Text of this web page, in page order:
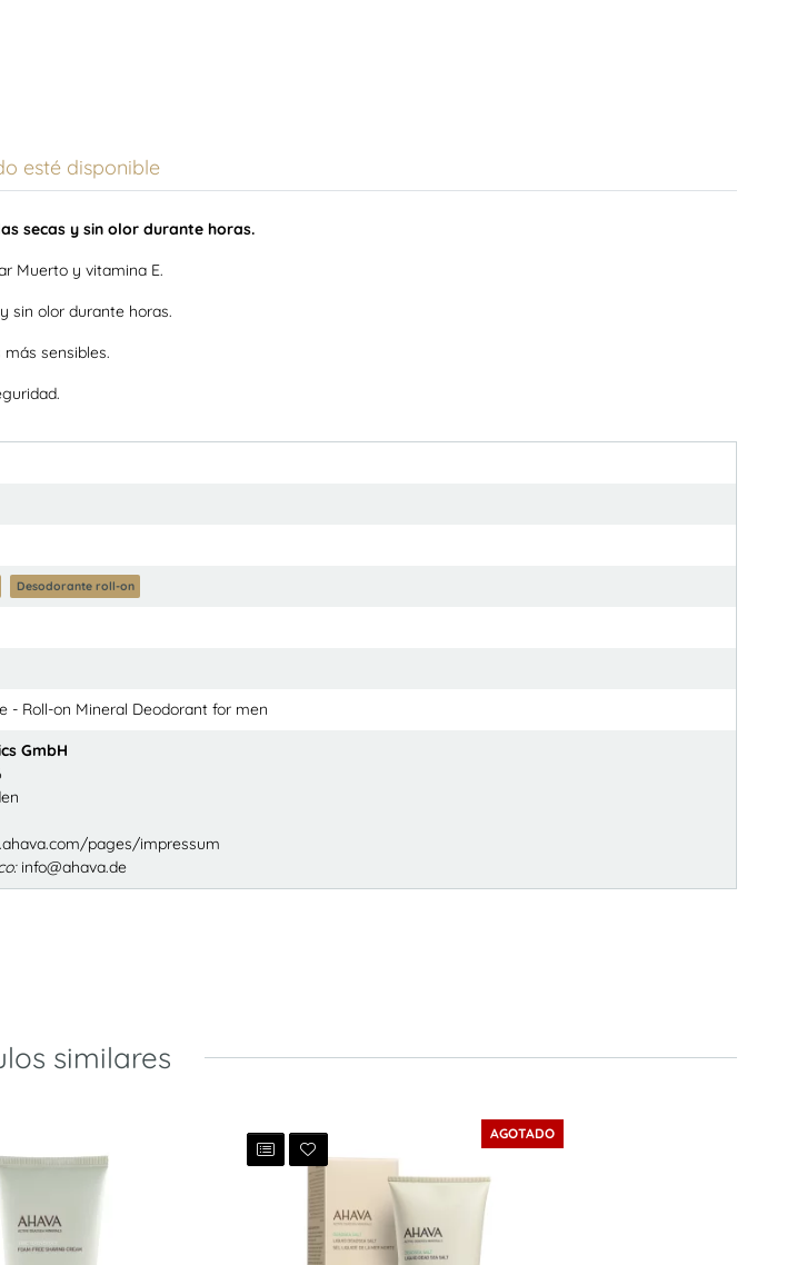
esté disponible
secas y sin olor durante horas.
Muerto y vitamina E.
sin olor durante horas.
sensibles.
Desodorante roll-on
- Roll-on Mineral Deodorant for men
GmbH
pages/impressum
info@ahava.de
similares
AGOTADO